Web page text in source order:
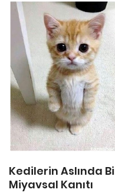
Kedilerin Aslında
Miyavsal Kanıtı